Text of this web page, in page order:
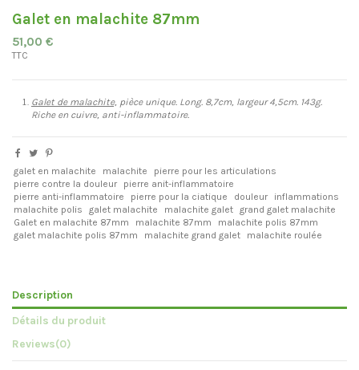
Galet en malachite 87mm
51,00 €
TTC
Galet de malachite, pièce unique. Long. 8,7cm, largeur 4,5cm. 143g.
Riche en cuivre, anti-inflammatoire.
galet en malachite malachite
pierre pour les articulations
pierre contre la douleur
pierre anit-inflammatoire
pierre anti-inflammatoire
pierre pour la ciatique douleur
inflammations
malachite polis
galet malachite malachite galet grand galet malachite
Galet en malachite 87mm
malachite 87mm
malachite polis 87mm
galet malachite polis 87mm
malachite grand galet malachite roulée
Description
Détails du produit
Reviews(0)